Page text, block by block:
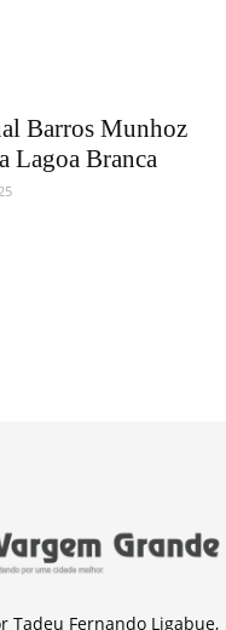
Barros Munhoz
Lagoa Branca
Tadeu Fernando Ligabue,